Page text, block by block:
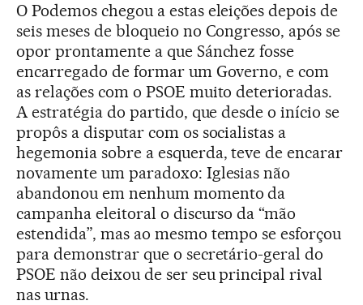
O Podemos chegou a estas eleições depois de
seis meses de bloqueio no Congresso, após se
opor prontamente a que Sánchez fosse
encarregado de formar um Governo, e com
as relações com o PSOE muito deterioradas.
A estratégia do partido, que desde o início se
propôs a disputar com os socialistas a
hegemonia sobre a esquerda, teve de encarar
novamente um paradoxo: Iglesias não
abandonou em nenhum momento da
campanha eleitoral o discurso da “mão
estendida”, mas ao mesmo tempo se esforçou
para demonstrar que o secretário-geral do
PSOE não deixou de ser seu principal rival
nas urnas.